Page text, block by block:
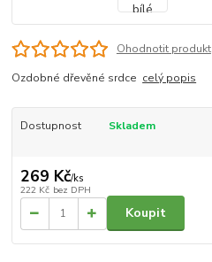
Ohodnotit produkt
Ozdobné dřevěné srdce celý popis
Dostupnost Skladem
269 Kč/ks
222 Kč bez DPH
Koupit